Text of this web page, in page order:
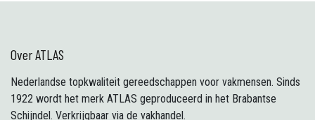
Over ATLAS
Nederlandse topkwaliteit gereedschappen voor vakmensen. Sinds
1922 wordt het merk ATLAS geproduceerd in het Brabantse
Schijndel. Verkrijgbaar via de vakhandel.